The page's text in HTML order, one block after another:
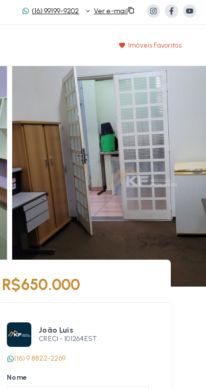
(16) 99199-9202 Ver e-mail
Imóveis Favoritos
R$650.000
João Luis
CRECI - 101264EST
(16) 9 8822-2269
Nome